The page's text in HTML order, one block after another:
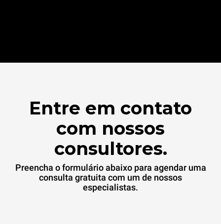
Entre em contato
com nossos
consultores.
Preencha o formulário abaixo para agendar uma
consulta gratuita com um de nossos
especialistas.